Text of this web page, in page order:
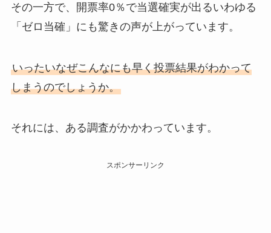
その一方で、開票率0％で当選確実が出るいわゆる
「ゼロ当確」にも驚きの声が上がっています。
いったいなぜこんなにも早く投票結果がわかって
しまうのでしょうか。
それには、ある調査がかかわっています。
スポンサーリンク